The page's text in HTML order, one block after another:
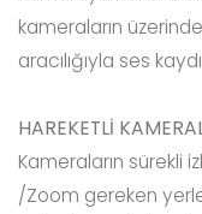
kameraların
aracılığıyla ses
HAREKETLİ
Kameraların sürekli
/Zoom gereken